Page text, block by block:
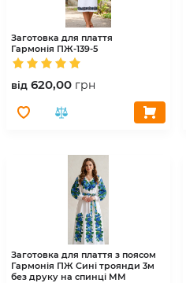
Заготовка для плаття
Гармонія ПЖ-139-5
вiд 620,00 грн
Заготовка для плаття з поясом
Гармонія ПЖ Сині троянди 3м
без друку на спинці ММ